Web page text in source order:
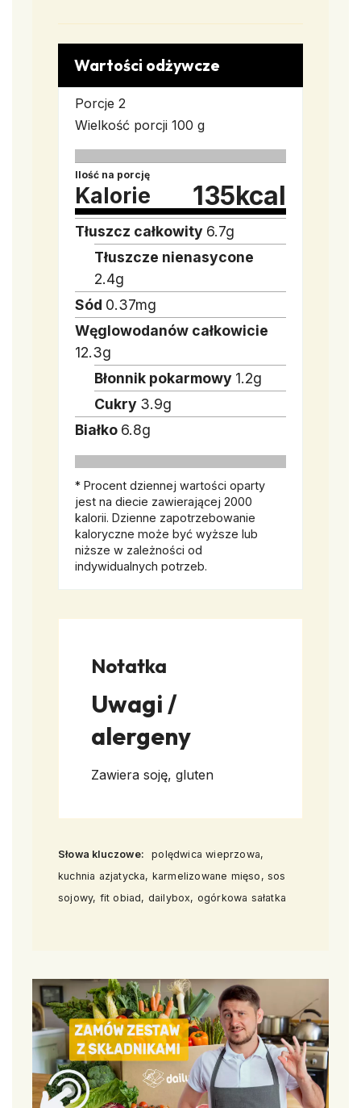
Wartości odżywcze
Porcje 2
Wielkość porcji 100 g
Ilość na porcję
Kalorie 135kcal
Tłuszcz całkowity 6.7g
Tłuszcze nienasycone
2.4g
Sód 0.37mg
Węglowodanów całkowicie
12.3g
Błonnik pokarmowy 1.2g
Cukry 3.9g
Białko 6.8g
* Procent dziennej wartości oparty
jest na diecie zawierającej 2000
kalorii. Dzienne zapotrzebowanie
kaloryczne może być wyższe lub
niższe w zależności od
indywidualnych potrzeb.
Notatka
Uwagi /
alergeny
Zawiera soję, gluten
Słowa kluczowe:
polędwica wieprzowa,
kuchnia azjatycka, karmelizowane mięso, sos
sojowy, fit obiad, dailybox, ogórkowa sałatka